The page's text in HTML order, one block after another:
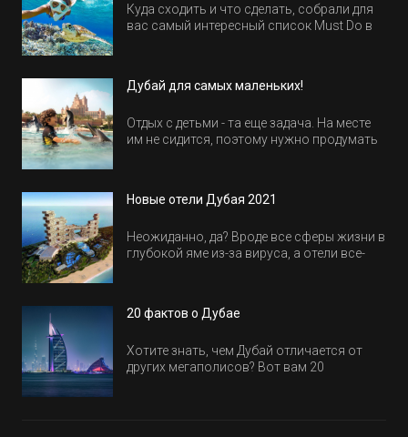
Куда сходить и что сделать, собрали для
вас самый интересный список Must Do в
Дубай для самых маленьких!
Отдых с детьми - та еще задача. На месте
им не сидится, поэтому нужно продумать
Новые отели Дубая 2021
Неожиданно, да? Вроде все сферы жизни в
глубокой яме из-за вируса, а отели все-
обычно на первые заезды дают промо-
20 фактов о Дубае
Хотите знать, чем Дубай отличается от
других мегаполисов? Вот вам 20